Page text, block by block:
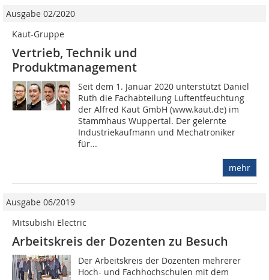
Ausgabe 02/2020
Kaut-Gruppe
Vertrieb, Technik und
Produktmanagement
Seit dem 1. Januar 2020 unterstützt Daniel
Ruth die Fachabteilung Luftentfeuchtung
der Alfred Kaut GmbH (www.kaut.de) im
Stammhaus Wuppertal. Der gelernte
Industriekaufmann und Mechatroniker
für...
mehr
Ausgabe 06/2019
Mitsubishi Electric
Arbeitskreis der Dozenten zu Besuch
Der Arbeitskreis der Dozenten mehrerer
Hoch- und Fachhochschulen mit dem